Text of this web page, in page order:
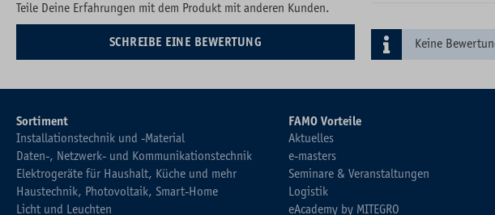
Teile Deine Erfahrungen mit dem Produkt mit anderen Kunden.
SCHREIBE EINE BEWERTUNG Keine
Sortiment
Installationstechnik und -Material
Daten-, Netzwerk- und Kommunikationstechnik
Elektrogeräte für Haushalt, Küche und mehr
Haustechnik, Photovoltaik, Smart-Home
Licht und Leuchten
FAMO Vorteile
Aktuelles
e-masters
Seminare & Veranstaltungen
Logistik
eAcademy by MITEGRO